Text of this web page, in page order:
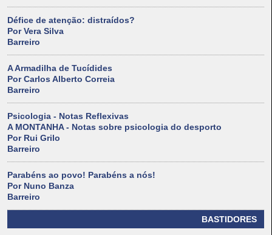
Défice de atenção: distraídos?
Por Vera Silva
Barreiro
A Armadilha de Tucídides
Por Carlos Alberto Correia
Barreiro
Psicologia - Notas Reflexivas
A MONTANHA - Notas sobre psicologia do desporto
Por Rui Grilo
Barreiro
Parabéns ao povo! Parabéns a nós!
Por Nuno Banza
Barreiro
BASTIDORES